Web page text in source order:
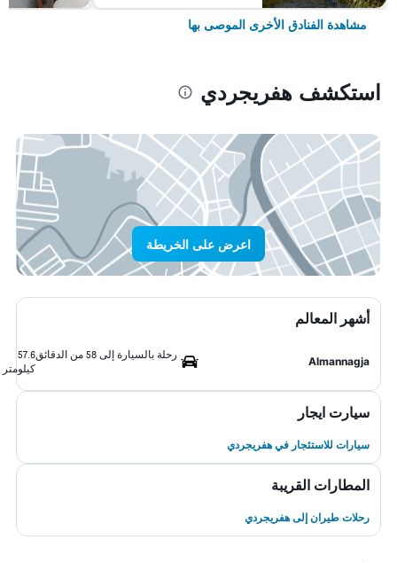
مشاهدة الفنادق الأخرى الموصى بها
استكشف هفريجردي
اعرض على الخريطة
أشهر المعالم
Almannagja
رحلة بالسيارة إلى 58 من الدقائق
57.6
كيلومتر
سيارت ايجار
سيارات للاستئجار في هفريجردي
المطارات القريبة
رحلات طيران إلى هفريجردي